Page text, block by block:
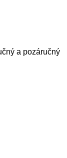
a pozáručný